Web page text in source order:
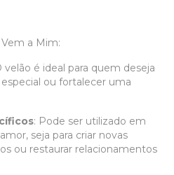
a Mim:
velão é ideal para quem deseja
ou fortalecer uma
: Pode ser utilizado em
seja para criar novas
ou restaurar relacionamentos